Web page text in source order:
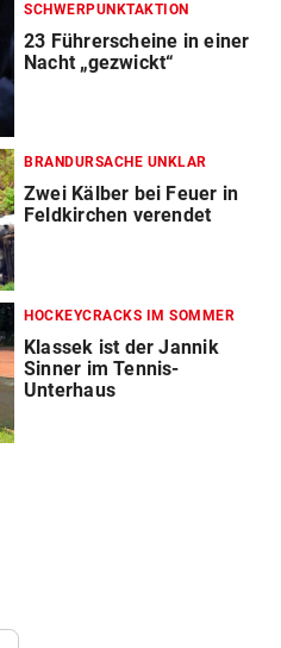
SCHWERPUNKTAKTION
23 Führerscheine in einer
Nacht „gezwickt“
BRANDURSACHE UNKLAR
Zwei Kälber bei Feuer in
Feldkirchen verendet
HOCKEYCRACKS IM SOMMER
Klassek ist der Jannik
Sinner im Tennis-
Unterhaus